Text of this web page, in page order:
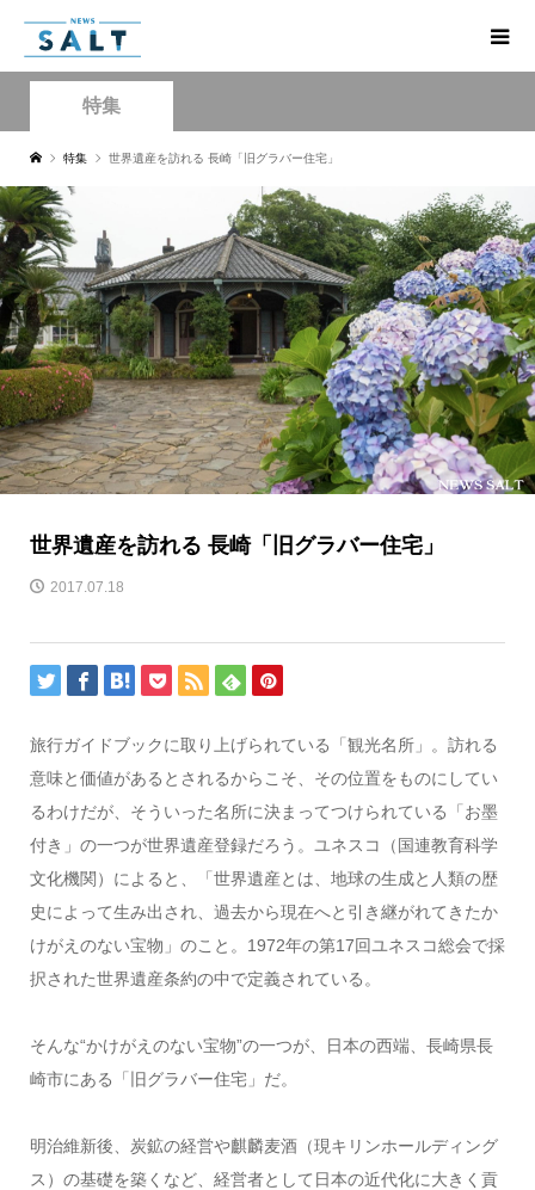
特集
特集 世界遺産を訪れる 長崎「旧グラバー住宅」
世界遺産を訪れる 長崎「旧グラバー住宅」
2017.07.18
旅行ガイドブックに取り上げられている「観光名所」。訪れる
意味と価値があるとされるからこそ、その位置をものにしてい
るわけだが、そういった名所に決まってつけられている「お墨
付き」の一つが世界遺産登録だろう。ユネスコ（国連教育科学
文化機関）によると、「世界遺産とは、地球の生成と人類の歴
史によって生み出され、過去から現在へと引き継がれてきたか
けがえのない宝物」のこと。1972年の第17回ユネスコ総会で採
択された世界遺産条約の中で定義されている。
そんな“かけがえのない宝物”の一つが、日本の西端、長崎県長
崎市にある「旧グラバー住宅」だ。
明治維新後、炭鉱の経営や麒麟麦酒（現キリンホールディング
ス）の基礎を築くなど、経営者として日本の近代化に大きく貢